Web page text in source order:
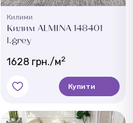
Килими
Килим ALMINA 148401
l.grey
1628 грн./м2
Купити